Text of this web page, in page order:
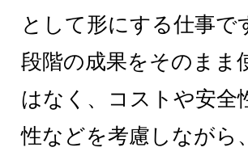
として形にする仕事で
段階の成果をそのまま
はなく、コストや安全
性などを考慮しながら